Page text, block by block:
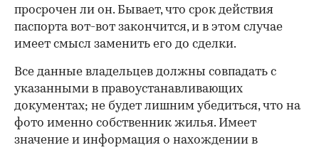
просрочен ли он. Бывает, что срок действия
паспорта вот-вот закончится, и в этом случае
имеет смысл заменить его до сделки.
Все данные владельцев должны совпадать с
указанными в правоустанавливающих
документах; не будет лишним убедиться, что на
фото именно собственник жилья. Имеет
значение и информация о нахождении в